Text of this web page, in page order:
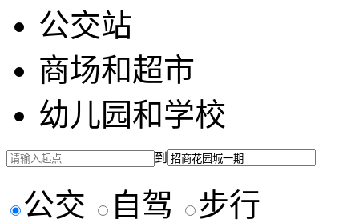
公交站
商场和超市
幼儿园和学校
到
公交 自驾 步行